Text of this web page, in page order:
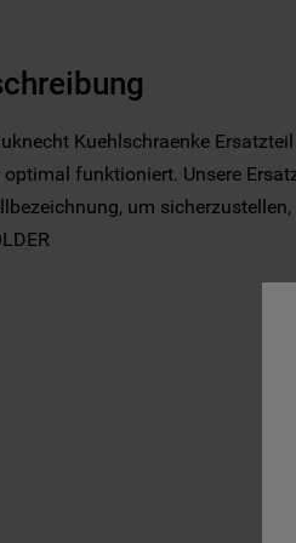
Kuehlschraenke
optimal funktioniert. Unsere
um